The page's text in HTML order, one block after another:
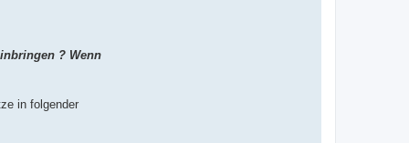
? Wenn
in folgender